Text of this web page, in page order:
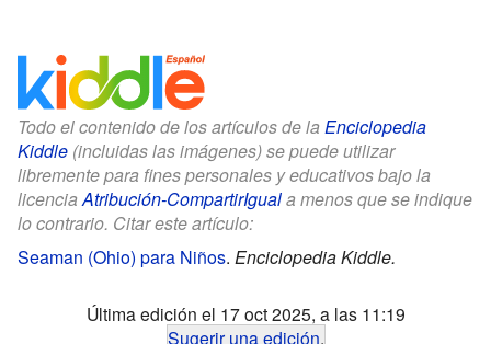
Todo el contenido de los artículos de la Enciclopedia
Kiddle (incluidas las imágenes) se puede utilizar
libremente para fines personales y educativos bajo la
licenciaAtribución-CompartirIguala menos que se indique
lo contrario. Citar este artículo:
Seaman (Ohio) para Niños. Enciclopedia Kiddle.
Última edición el 17 oct 2025, a las 11:19
Sugerir una edición.